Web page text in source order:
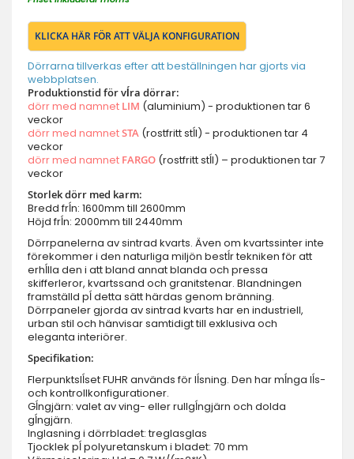
KLICKA HÄR FÖR ATT VÄLJA KONFIGURATION
Dörrarna tillverkas efter att beställningen har gjorts via
webbplatsen.
Produktionstid för vĺra dörrar:
dörr med namnet LIM (aluminium) - produktionen tar 6
veckor
dörr med namnetSTA (rostfritt stĺl) - produktionen tar 4
veckor
dörr med namnet FARGO (rostfritt stĺl) – produktionen tar 7
veckor
Storlek dörr med karm:
Bredd frĺn: 1600mm till 2600mm
Höjd frĺn: 2000mm till 2440mm
Dörrpanelerna av sintrad kvarts. Även om kvartssinter inte
förekommer i den naturliga miljön bestĺr tekniken för att
erhĺlla den i att bland annat blanda och pressa
skifferleror, kvartssand och granitstenar. Blandningen
framställd pĺ detta sätt härdas genom bränning.
Dörrpaneler gjorda av sintrad kvarts har en industriell,
urban stil och hänvisar samtidigt till exklusiva och
eleganta interiörer.
Specifikation:
Flerpunktslĺset FUHR används för lĺsning. Den har mĺnga lĺs-
och kontrollkonfigurationer.
Gĺngjärn: valet av ving- eller rullgĺngjärn och dolda
gĺngjärn.
Inglasning i dörrbladet: treglasglas
Tjocklek pĺ polyuretanskum i bladet: 70 mm